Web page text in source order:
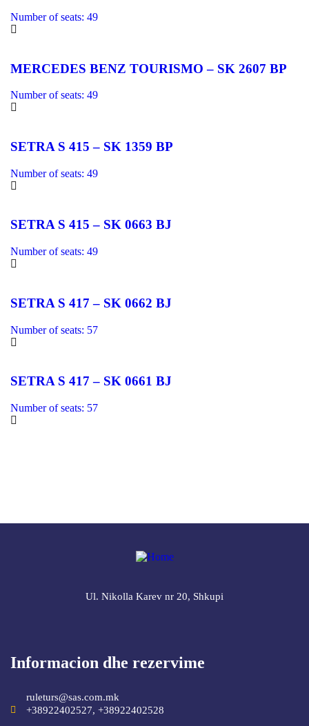
Number of seats: 49
MERCEDES BENZ TOURISMO – SK 2607 BP
Number of seats: 49
SETRA S 415 – SK 1359 BP
Number of seats: 49
SETRA S 415 – SK 0663 BJ
Number of seats: 49
SETRA S 417 – SK 0662 BJ
Number of seats: 57
SETRA S 417 – SK 0661 BJ
Number of seats: 57
Ul. Nikolla Karev nr 20, Shkupi
Informacion dhe rezervime
ruleturs@sas.com.mk
+38922402527, +38922402528